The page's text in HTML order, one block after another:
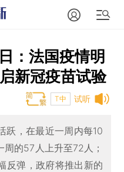
：法国疫情明
新冠疫苗试验
试听
T中
跃，在最近一周内每10
的57人上升至72人；
反弹，政府将推出新的